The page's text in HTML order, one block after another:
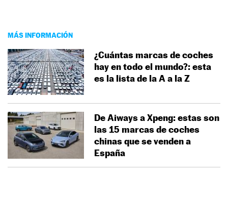
MÁS INFORMACIÓN
¿Cuántas marcas de coches
hay en todo el mundo?: esta
es la lista de la A a la Z
De Aiways a Xpeng: estas son
las 15 marcas de coches
chinas que se venden a
España